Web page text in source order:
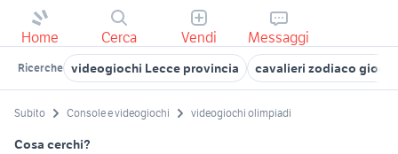
Home Cerca Vendi Messaggi
Ricerche videogiochi Lecce provincia cavalieri zodiaco
Subito Console e videogiochi videogiochi olimpiadi
Cosa cerchi?